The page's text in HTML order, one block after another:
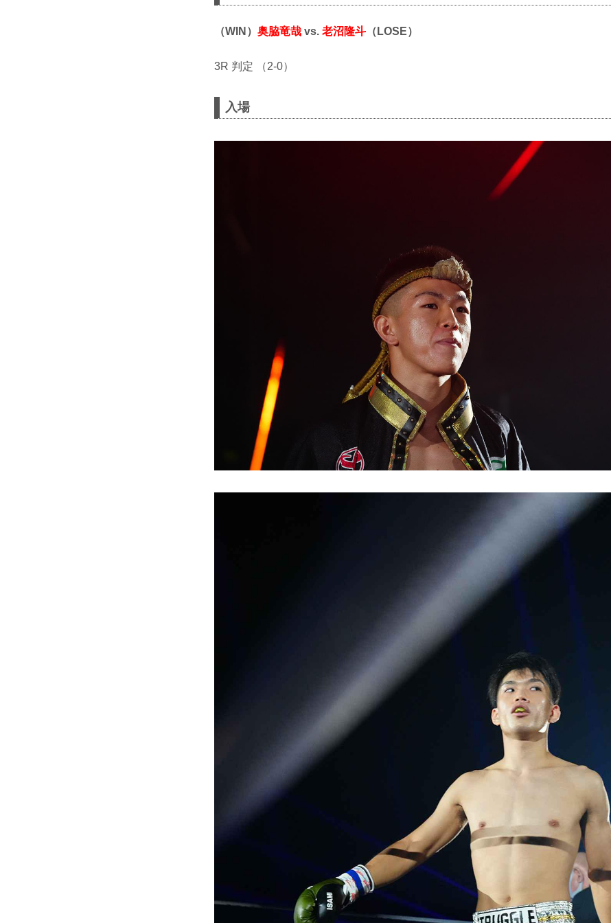
（WIN） 奥脇竜哉 vs. 老沼隆斗 （LOSE）
3R 判定 （2-0）
入場